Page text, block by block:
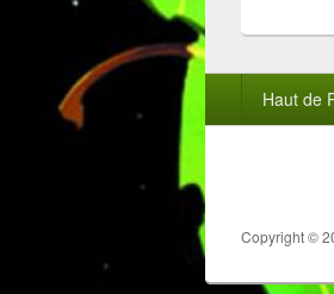
page
Haut de
Copyright ©